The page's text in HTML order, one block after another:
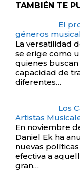
TAMBIÉN TE
El
géneros
La versatilidad
se erige como
quienes
capacidad de
diferentes…
Los
Artistas
En noviembre
Daniel Ek ha
nuevas
efectiva a
gran…